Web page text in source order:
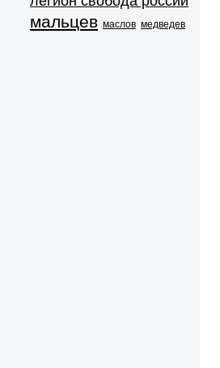
мальцев маслов медведев